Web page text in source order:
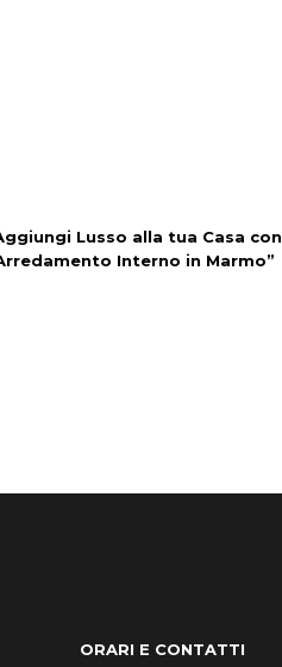
Lusso alla tua Casa con
Interno in Marmo”
ORARI E CONTATTI